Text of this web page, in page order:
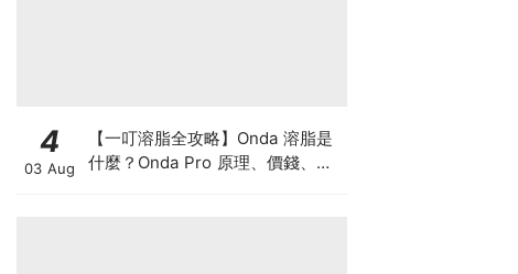
4
03 Aug
【一叮溶脂全攻略】Onda 溶脂是
什麼？Onda Pro 原理、價錢、次